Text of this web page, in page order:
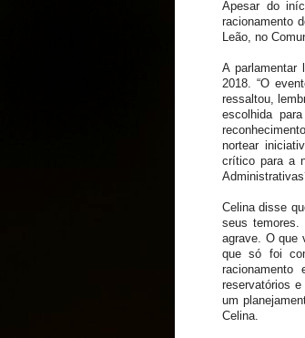
Apesar do
racionamento
Leão, no
A parlamentar
2018. “O
ressaltou,
escolhida
nortear
crítico para a
Celina disse
seus temores.
agrave. O que
que só foi
reservatórios
um
Celina.